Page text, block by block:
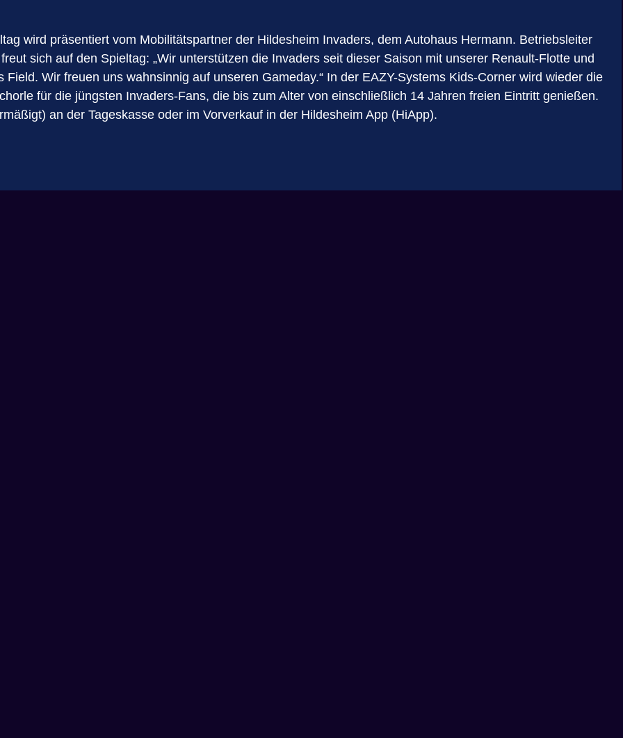
wird präsentiert vom Mobilitätspartner der Hildesheim Invaders, dem Autohaus Hermann. Betriebsleiter
sich auf den Spieltag: „Wir unterstützen die Invaders seit dieser Saison mit unserer Renault-Flotte und
Wir freuen uns wahnsinnig auf unseren Gameday.“ In der EAZY-Systems Kids-Corner wird wieder die
für die jüngsten Invaders-Fans, die bis zum Alter von einschließlich 14 Jahren freien Eintritt genießen.
an der Tageskasse oder im Vorverkauf in der Hildesheim App (HiApp).